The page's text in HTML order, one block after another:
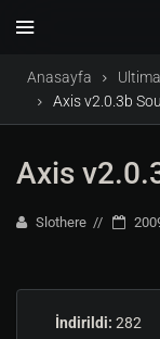
Anasayfa
Axis v2.0.3b
Axis
Slothere
İndirildi: 282